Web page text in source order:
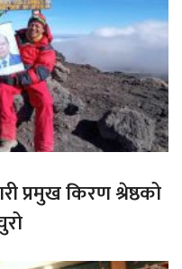
प्रमुख किरण श्रेष्ठको